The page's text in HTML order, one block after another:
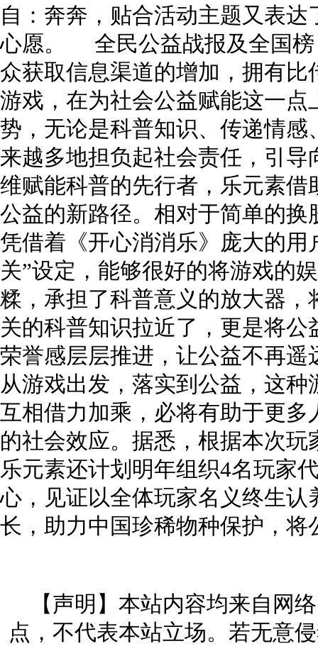
自：奔奔，贴合活动主题又表
心愿。 全民公益战报及全国
众获取信息渠道的增加，拥有
游戏，在为社会公益赋能这一
势，无论是科普知识、传递情
来越多地担负起社会责任，引
维赋能科普的先行者，乐元素
公益的新路径。相对于简单的
凭借着《开心消消乐》庞大的
关”设定，能够很好的将游戏的
糅，承担了科普意义的放大器
关的科普知识拉近了，更是将
荣誉感层层推进，让公益不再
从游戏出发，落实到公益，这
互相借力加乘，必将有助于更
的社会效应。据悉，根据本次
乐元素还计划明年组织4名玩家
心，见证以全体玩家名义终生
长，助力中国珍稀物种保护，将
【声明】本站内容均来自网
点，不代表本站立场。若无意